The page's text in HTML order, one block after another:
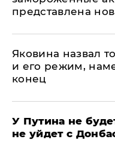
представлена
Яковина назвал
и его режим,
конец
У Путина не
не уйдет с